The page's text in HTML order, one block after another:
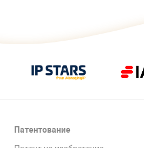
Патентование